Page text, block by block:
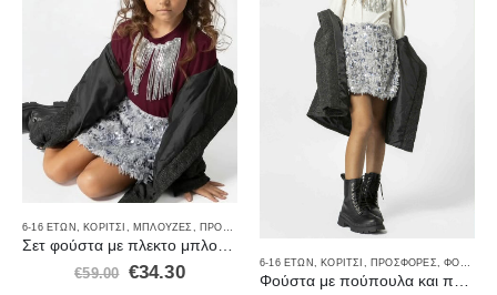
6-16 ΕΤΏΝ ΚΟΡΊΤΣΙ ΜΠΛΟΎΖΕΣ ΠΡΟΣΦΟΡΈΣ ,ΦΟΡΈΜΑΤΑ-ΦΟΎΣΤΕΣ
€59.00 €34.30 6-16 ΕΤΏΝ , ΚΟΡΊΤΣΙ , ΠΡΟΣΦΟΡΈΣ,ΦΟΡΈΜΑΤΑ-ΦΟΎΣΤΕΣ
Φούστα με πούπουλα και παγετα γκρι